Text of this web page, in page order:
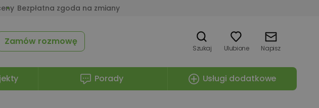
Bezpłatna zgoda na zmiany
Zamów rozmowę
Szukaj Ulubione Napisz
Porady Usługi dodatkowe